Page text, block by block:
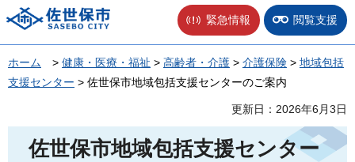
佐世保市 緊急情報 閲覧支援
ホーム > 健康・医療・福祉 > 高齢者・介護 > 介護保険 > 地域包括
支援センター > 佐世保市地域包括支援センターのご案内
更新日：2026年6月3日
佐世保市地域包括支援センター